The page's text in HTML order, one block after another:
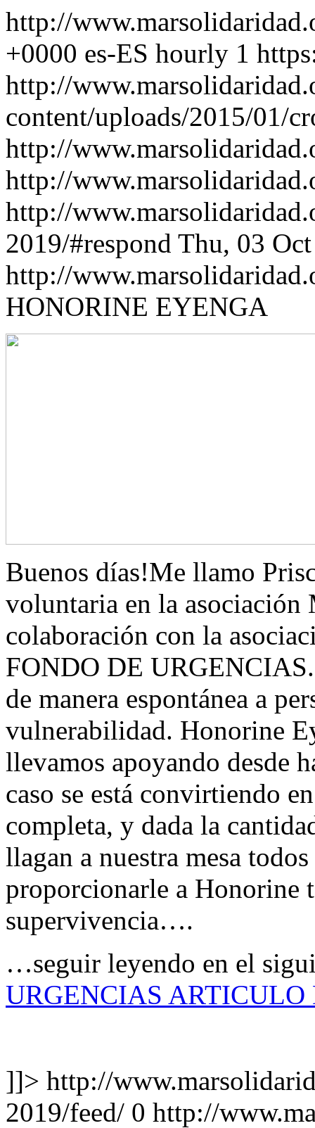
http://
+0000 es-ES hourly 1
http://
content/uploads/2015/01/
http://
http://
http://
2019/#respond Thu, 03
http://
HONORINE EYENGA
Buenos días!Me llamo
voluntaria en la
colaboración con la
FONDO DE
de manera espontánea a
vulnerabilidad. Honorine
llevamos apoyando desde
caso se está convirtiendo
completa, y dada la
llagan a nuestra mesa
proporcionarle a Honorine
supervivencia….
…seguir leyendo en el
URGENCIAS
]]> http://
2019/feed/ 0 http://